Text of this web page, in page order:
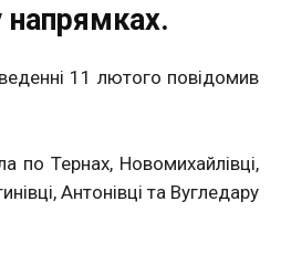
напрямках.
11 лютого повідомив
по Тернах, Новомихайлівці,
Антонівці та Вугледару